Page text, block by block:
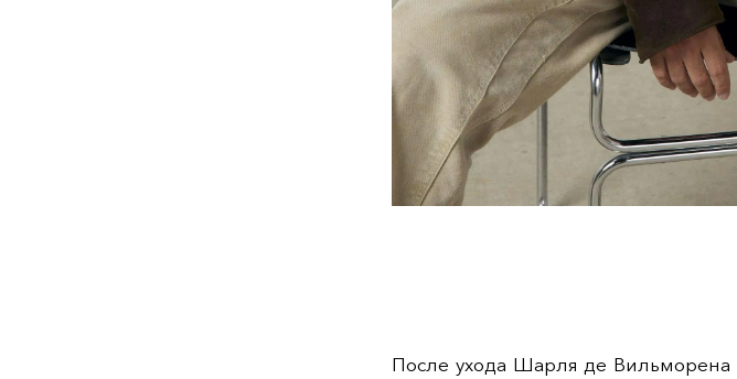
После ухода Шарля де